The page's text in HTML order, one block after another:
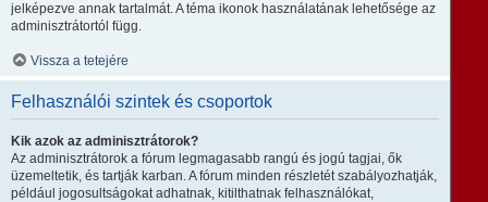
jelképezve annak tartalmát. A téma ikonok használatának lehetősége az
adminisztrátortól függ.
Vissza a tetejére
Felhasználói szintek és csoportok
Kik azok az adminisztrátorok?
Az adminisztrátorok a fórum legmagasabb rangú és jogú tagjai, ők
üzemeltetik, és tartják karban. A fórum minden részletét szabályozhatják,
például jogosultságokat adhatnak, kitilthatnak felhasználókat,